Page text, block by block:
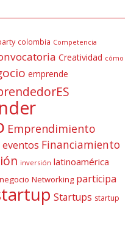
colombia Competencia
Creatividad cómo
emprende
Emprendimiento
eventos Financiamiento
inversión latinoamérica
negocio Networking participa
Startups startup